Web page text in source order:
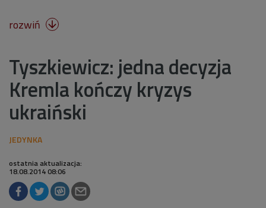
rozwiń 
Tyszkiewicz: jedna decyzja
Kremla kończy kryzys
ukraiński
ostatnia aktualizacja:
18.08.2014 08:06